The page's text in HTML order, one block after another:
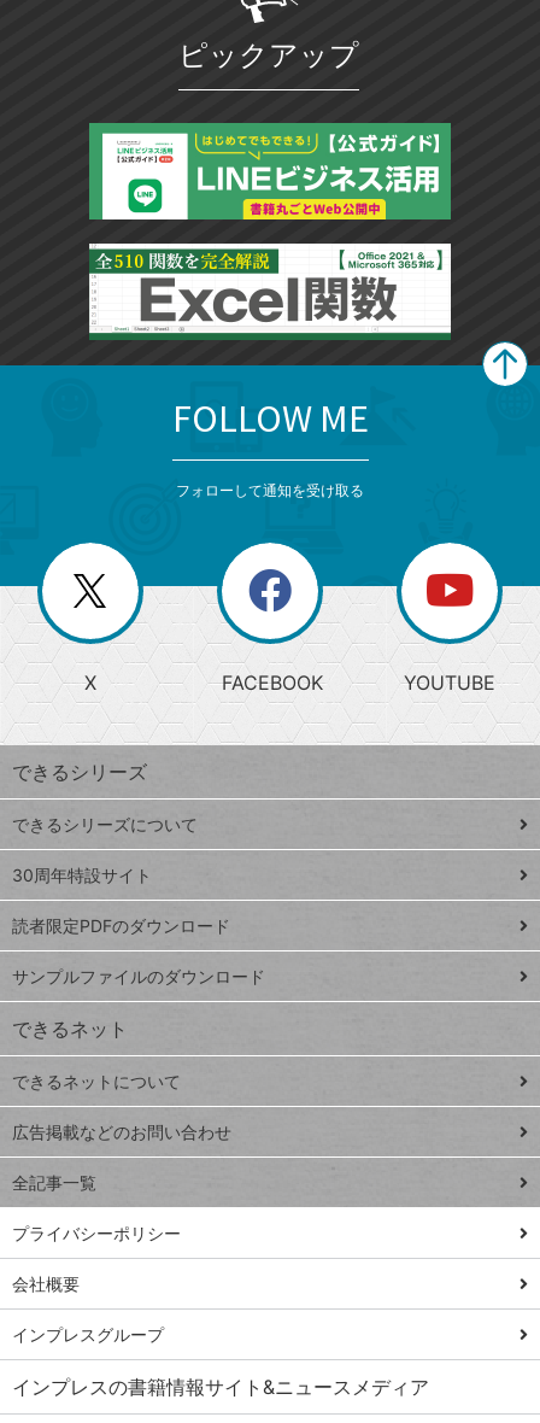
ピックアップ
じ
る
search
検
索
上
昇
ワ
ー
ド
Google
スプレ
ッドシ
ート
iPhone
VLOOKUP
close
閉じ
る
閉
じ
る
ー
か
ら
探
す
ト
ッ
プ
ペ
ジ
連載
Excel Q&A
トイアンナ流仕
事術
ではじめる業務
の完全自動化
AI議事録作成術
Windows 11
Q&A
Teams踏み込み
FOLLOW ME
フォローして通知を受け取る
X FACEBOOK YOUTUBE
できるシリーズ
できるシリーズについて
30周年特設サイト
読者限定PDFのダウンロード
サンプルファイルのダウンロード
できるネット
できるネットについて
広告掲載などのお問い合わせ
全記事一覧
プライバシーポリシー
会社概要
インプレスグループ
インプレスの書籍情報サイト&ニュースメディア